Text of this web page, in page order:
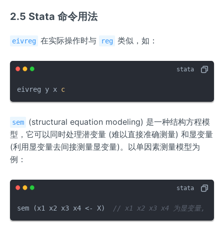
X
)^
1}
X
\b
a)
et
a)
2.5 Stata 命令用法
eivreg 在实际操作时与 reg 类似，如：
eivreg y x c
sem
(structural equation modeling) 是一种结构方程模
型，它可以同时处理潜变量 (难以直接准确测量) 和显变量
(利用显变量去间接测量显变量)。以单因素测量模型为
例：
sem (x1 x2 x3 x4 <- X) // x1 x2 x3 x4 为显变量, X 为